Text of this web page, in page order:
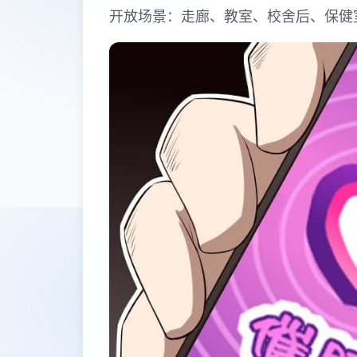
开放场景：走廊、教室、校舍后、保健